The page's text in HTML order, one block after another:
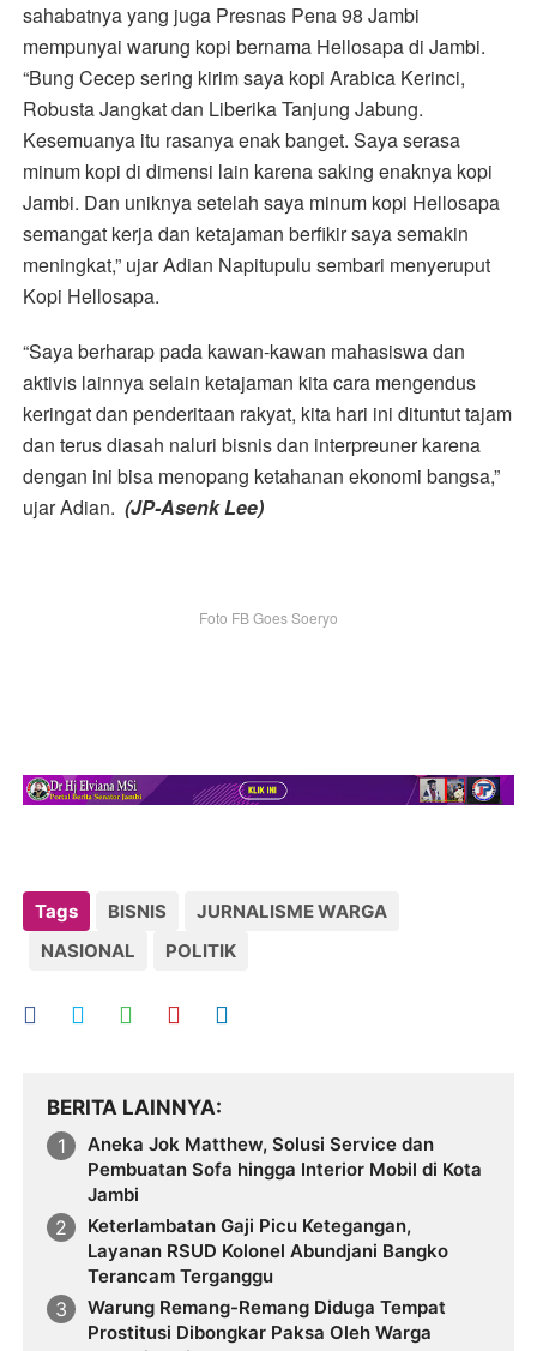
sahabatnya yang juga Presnas Pena 98 Jambi
mempunyai warung kopi bernama Hellosapa di Jambi.
“Bung Cecep sering kirim saya kopi Arabica Kerinci,
Robusta Jangkat dan Liberika Tanjung Jabung.
Kesemuanya itu rasanya enak banget. Saya serasa
minum kopi di dimensi lain karena saking enaknya kopi
Jambi. Dan uniknya setelah saya minum kopi Hellosapa
semangat kerja dan ketajaman berfikir saya semakin
meningkat,” ujar Adian Napitupulu sembari menyeruput
Kopi Hellosapa.
“Saya berharap pada kawan-kawan mahasiswa dan
aktivis lainnya selain ketajaman kita cara mengendus
keringat dan penderitaan rakyat, kita hari ini dituntut tajam
dan terus diasah naluri bisnis dan interpreuner karena
dengan ini bisa menopang ketahanan ekonomi bangsa,”
ujar Adian.(JP-Asenk Lee)
Foto FB Goes Soeryo
Tags BISNIS
JURNALISME WARGA
NASIONAL
POLITIK
BERITA LAINNYA
Aneka Jok Matthew, Solusi Service dan
Pembuatan Sofa hingga Interior Mobil di Kota
Jambi
Keterlambatan Gaji Picu Ketegangan,
Layanan RSUD Kolonel Abundjani Bangko
Terancam Terganggu
Warung Remang-Remang Diduga Tempat
Prostitusi Dibongkar Paksa Oleh Warga